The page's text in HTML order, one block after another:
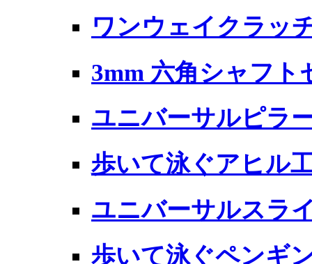
ワンウェイクラッ
3mm 六角シャフト
ユニバーサルピラ
歩いて泳ぐアヒル
ユニバーサルスラ
歩いて泳ぐペンギ